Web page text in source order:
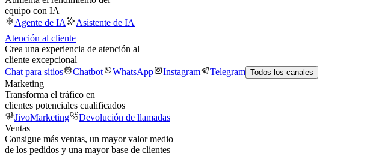
equipo con IA
Agente de IA
Asistente de IA
Atención al cliente
Crea una experiencia de atención al
cliente excepcional
Chat para sitios
Chatbot WhatsApp Instagram Telegram Todos los canales
Marketing
Transforma el tráfico en
clientes potenciales cualificados
JivoMarketing
Devolución de llamadas
Ventas
Consigue más ventas, un mayor valor medio
de los pedidos y una mayor base de clientes